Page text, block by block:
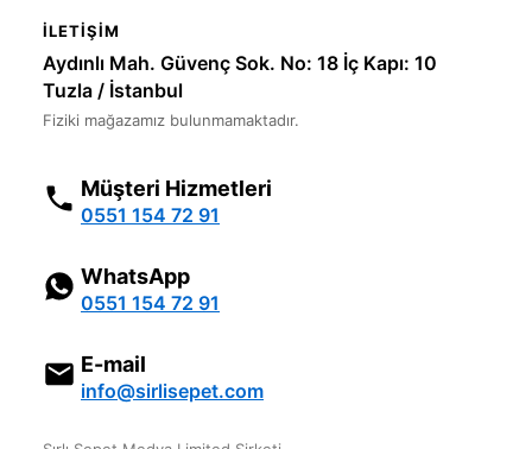
İLETIŞIM
Aydınlı Mah. Güvenç Sok. No: 18 İç Kapı: 10
Tuzla / İstanbul
Fiziki mağazamız bulunmamaktadır.
Müşteri Hizmetleri
0551 154 72 91
WhatsApp
0551 154 72 91
E-mail
info@sirlisepet.com